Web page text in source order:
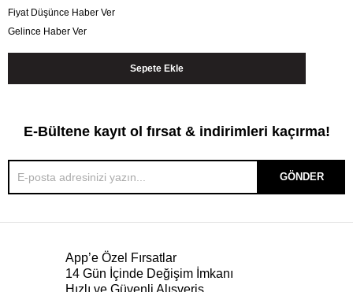
Fiyat Düşünce Haber Ver
Gelince Haber Ver
E-Bültene kayıt ol fırsat & indirimleri kaçırma!
GÖNDER
App’e Özel Fırsatlar
14 Gün İçinde Değişim İmkanı
Hızlı ve Güvenli Alışveriş